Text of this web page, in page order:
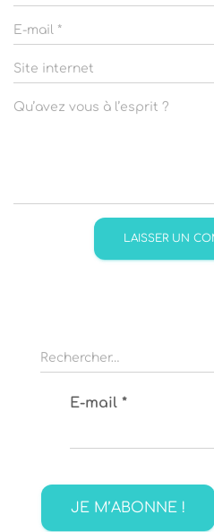
E-mail *
Site internet
Qu’avez vous à l’esprit ?
R
e
h
r
Rechercher…
E-mail *